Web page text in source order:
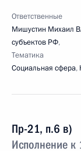
Ответственные
Мишустин Михаил
субъектов РФ,
Тематика
Социальная сфера,
Пр-21, п.6 в)
Исполнение